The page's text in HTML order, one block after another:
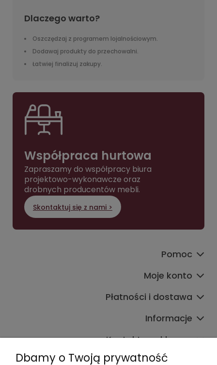
Dlaczego warto?
Oszczędzaj z programem lojalnościowym.
Dodawaj produkty do przechowalni.
Łatwiej finalizuj zakupy.
Współpraca hurtowa
Zapraszamy do współpracy biura
projektowo-wykonawcze oraz
drobnych producentów mebli.
Skontaktuj się z nami >
Pomoc
Moje konto
Płatności i dostawa
Informacje
Kontakt ze sklepem
Dbamy o Twoją prywatność